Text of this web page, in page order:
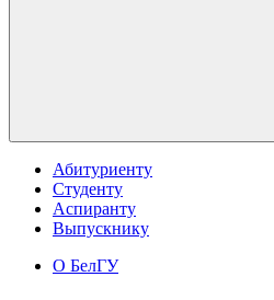
Абитуриенту
Студенту
Аспиранту
Выпускнику
О БелГУ